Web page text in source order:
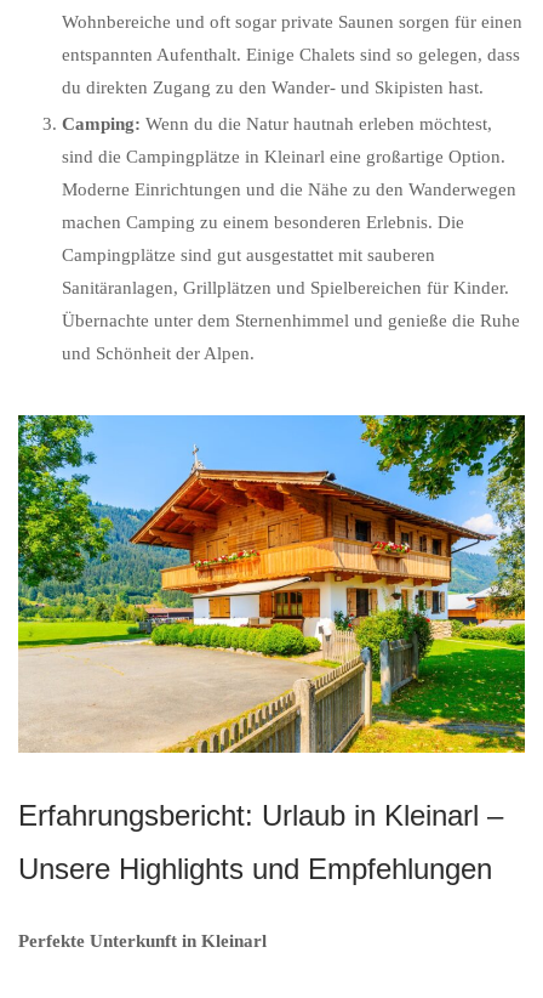
Wohnbereiche und oft sogar private Saunen sorgen für einen
entspannten Aufenthalt. Einige Chalets sind so gelegen, dass
du direkten Zugang zu den Wander- und Skipisten hast.
Camping: Wenn du die Natur hautnah erleben möchtest,
sind die Campingplätze in Kleinarl eine großartige Option.
Moderne Einrichtungen und die Nähe zu den Wanderwegen
machen Camping zu einem besonderen Erlebnis. Die
Campingplätze sind gut ausgestattet mit sauberen
Sanitäranlagen, Grillplätzen und Spielbereichen für Kinder.
Übernachte unter dem Sternenhimmel und genieße die Ruhe
und Schönheit der Alpen.
Erfahrungsbericht: Urlaub in Kleinarl –
Unsere Highlights und Empfehlungen
Perfekte Unterkunft in Kleinarl